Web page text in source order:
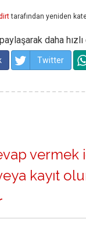
tarafından yeniden
daha hızlı
Twitter
vermek
kayıt